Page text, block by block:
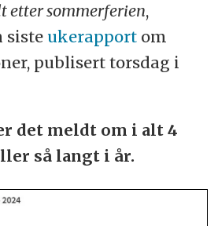
etter sommerferien,
siste ukerapportom
publisert torsdag i
det meldt om i alt 4
så langt i år.